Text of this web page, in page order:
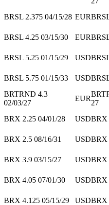
BRSL 2.375 04/15/28 EUR
BRSL 4.25 03/15/30
EUR
BRSL 5.25 01/15/29
USD
BRSL 5.75 01/15/33
USD
BRTRND 4.3
02/03/27
EUR
27
BRX 2.25 04/01/28
USDBRX
BRX 2.5 08/16/31
USDBRX
BRX 3.9 03/15/27
USDBRX
BRX 4.05 07/01/30
USDBRX
BRX 4.125 05/15/29
USDBRX